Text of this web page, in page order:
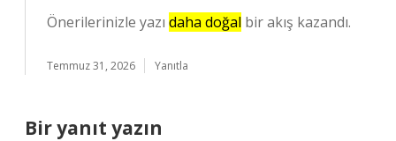
Önerilerinizle yazı daha doğal bir akış kazandı.
Temmuz 31, 2026 Yanıtla
Bir yanıt yazın